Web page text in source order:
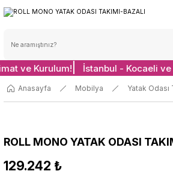
ve Kurulum! İstanbul - Kocaeli
Anasayfa Mobilya Yatak Odası
ROLL MONO YATAK ODASI
129.242 ₺